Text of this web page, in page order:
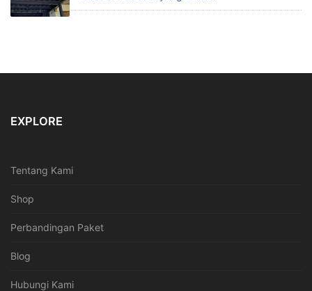
EXPLORE
Tentang Kami
Shop
Perbandingan Paket
Blog
Hubungi Kami